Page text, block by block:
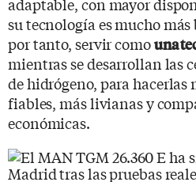
su tecnología es mucho más
por tanto, servir comouna
mientras se desarrollan las
de hidrógeno, para hacerlas
fiables, más livianas y
económicas.